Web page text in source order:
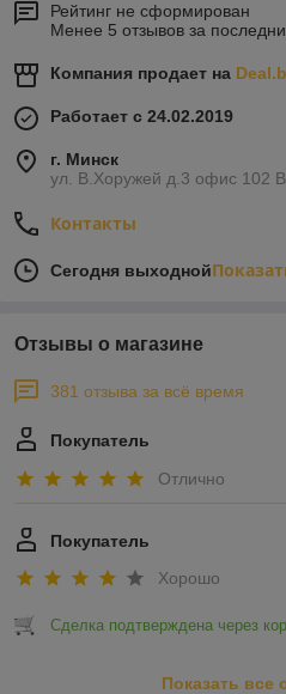
Рейтинг не сформирован
Менее 5 отзывов за
Компания продает на
Работает с 24.02.2019
г. Минск
ул. В.Хоружей д.3 офис 102
Контакты
Сегодня выходной
Отзывы о магазине
381 отзыва за всё время
Покупатель
Отлично
Покупатель
Хорошо
Сделка подтверждена через
Показать все